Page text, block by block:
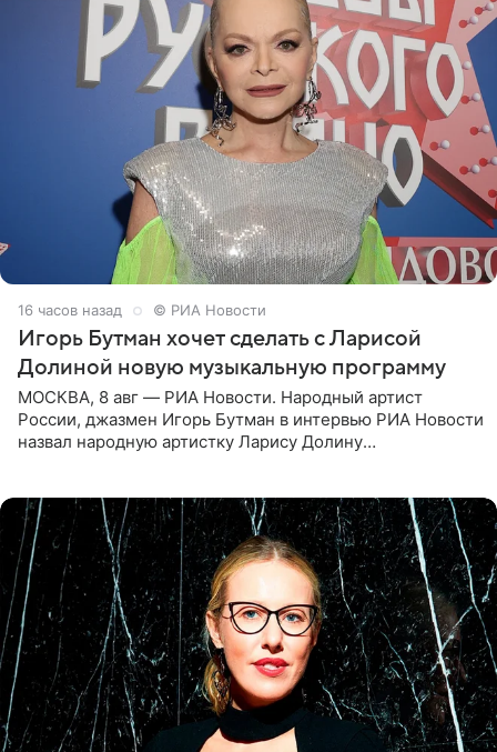
16 часов назад © РИА Новости
Игорь Бутман хочет сделать с Ларисой
Долиной новую музыкальную программу
МОСКВА, 8 авг — РИА Новости. Народный артист
России, джазмен Игорь Бутман в интервью РИА Новости
назвал народную артистку Ларису Долину